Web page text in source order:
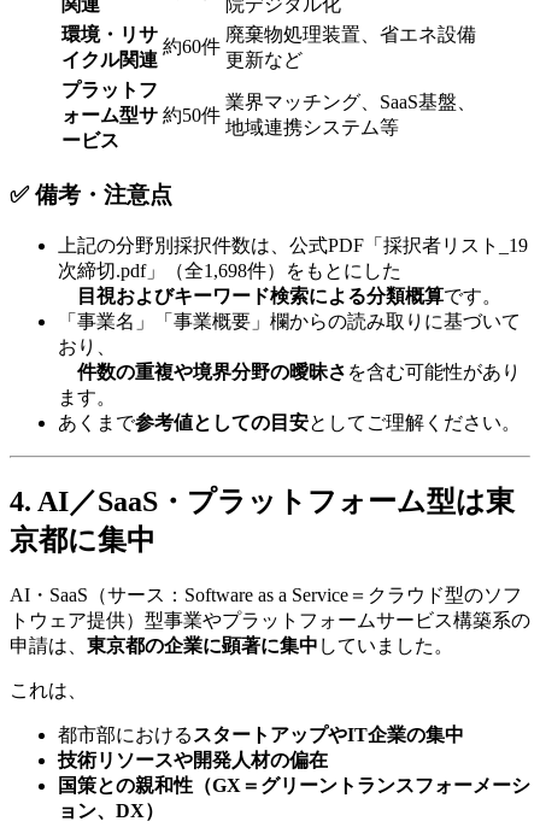
環境・リサ
イクル関連
約60件
廃棄物処理装置、省エネ設備
更新など
プラットフ
ォーム型サ
ービス
約50件
業界マッチング、SaaS基盤、
地域連携システム等
✅ 備考・注意点
上記の分野別採択件数は、公式PDF「採択者リスト_19
次締切.pdf」（全1,698件）をもとにした
目視およびキーワード検索による分類概算です。
「事業名」「事業概要」欄からの読み取りに基づいて
おり、
件数の重複や境界分野の曖昧さ を含む可能性があり
ます。
あくまで参考値としての目安としてご理解ください。
4. AI／SaaS・プラットフォーム型は東
京都に集中
AI・SaaS（サース：Software as a Service＝クラウド型のソフ
トウェア提供）型事業やプラットフォームサービス構築系の
申請は、 東京都の企業に顕著に集中 していました。
これは、
都市部における スタートアップやIT企業の集中
技術リソースや開発人材の偏在
国策との親和性（GX＝グリーントランスフォーメーシ
ョン、DX）